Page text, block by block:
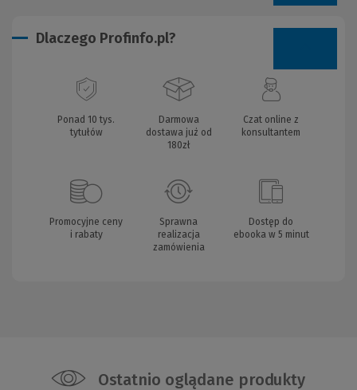
Dlaczego Profinfo.pl?
Ponad 10 tys.
tytułów
Darmowa
dostawa już od
180zł
Czat online z
konsultantem
Promocyjne ceny
i rabaty
Sprawna
realizacja
zamówienia
Dostęp do
ebooka w 5 minut
Ostatnio oglądane produkty